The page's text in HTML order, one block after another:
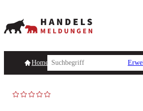
HomepageHandelsmeldungen Ad-Hoc-